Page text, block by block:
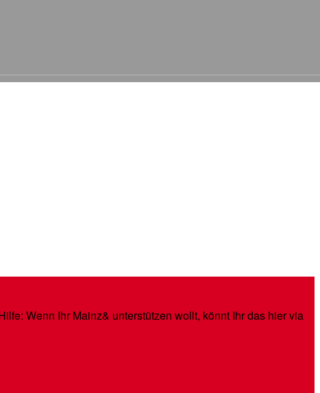
Wenn Ihr Mainz& unterstützen wollt, könnt Ihr das hier via